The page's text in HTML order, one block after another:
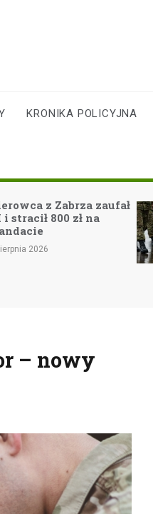
KRONIKA POLICYJNA
z Zabrza zaufał
i stracił 800 zł na
2026
– nowy